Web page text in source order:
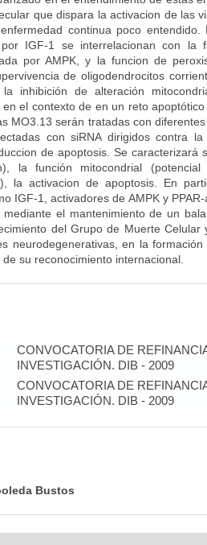
que dispara la activacion de las
continua poco
por IGF-1 se interrelacionan con
por AMPK, y la funcion de
de oligodendrocitos
inhibición de alteración
el contexto de en un reto
MO3.13 serán tratadas con
con siRNA dirigidos contra la
de apoptosis. Se caracterizará
la función mitocondrial (potencial
la activacion de apoptosis. En
IGF-1, activadores de AMPK y
el mantenimiento de un
del Grupo de Muerte Celular
neurodegenerativas, en la
su reconocimiento internacional.
CONVOCATORIA DE
INVESTIGACIÓN. DIB - 2009
CONVOCATORIA DE
INVESTIGACIÓN. DIB - 2009
Bustos